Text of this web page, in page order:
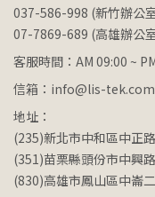
037-586-998 (新竹辦公
07-7869-689 (高雄辦公
客服時間：AM 09:00 ~
信箱：info@lis-tek.com
地址：
(235)新北市中和區中正
(351)苗栗縣頭份市中興
(830)高雄市鳳山區中崙